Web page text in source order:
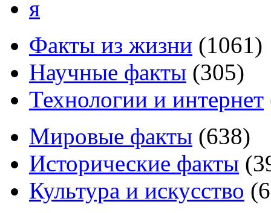
я
Факты из жизни (1061)
Научные факты (305)
Технологии и интернет
Мировые факты (638)
Исторические факты (
Культура и искусство (